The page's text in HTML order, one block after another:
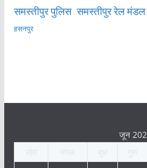
समस्तीपुर पुलिस समस्तीपुर रेल मंडल
हसनपुर
जून